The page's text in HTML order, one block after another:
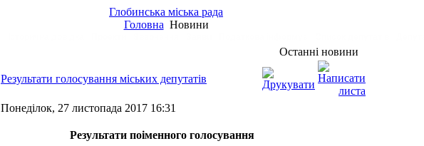
Глобинська міська рада
Головна Новини
Останні новини
Результати голосування міських депутатів
Понеділок, 27 листопада 2017 16:31
Результати поіменного голосування